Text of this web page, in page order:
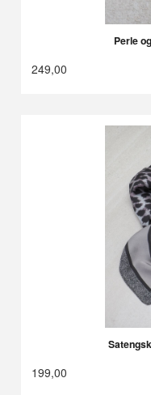
Perle
249,00
199,00